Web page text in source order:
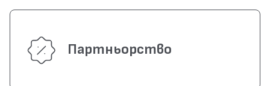
Партньорство